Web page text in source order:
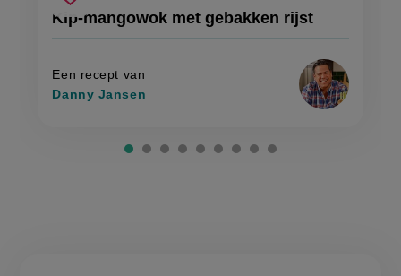
Kip-mangowok met gebakken rijst
met
rijst'
Een recept van
Danny Jansen
Sla
recept
kip-
mangowok
met
rijst